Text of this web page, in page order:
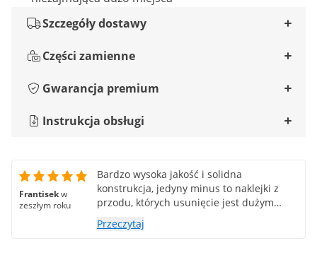
Szczegóły dostawy
Części zamienne
Gwarancja premium
Instrukcja obsługi
Frantisekw
zeszłym roku
Bardzo wysoka jakość i solidna
konstrukcja, jedyny minus to naklejki z
przodu, których usunięcie jest dużym
problemem!!!
Przeczytaj